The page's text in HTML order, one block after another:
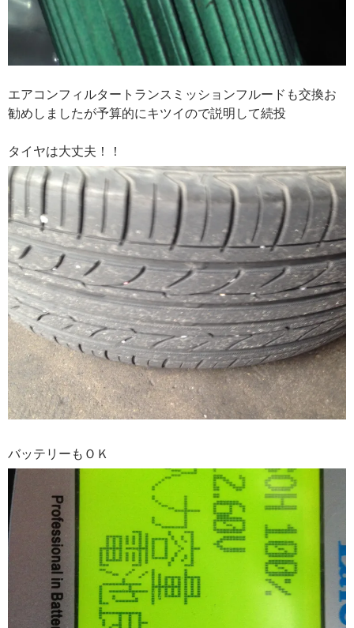
エアコンフィルタートランスミッションフルードも交換お
勧めしましたが予算的にキツイので説明して続投
タイヤは大丈夫！！
バッテリーもＯＫ